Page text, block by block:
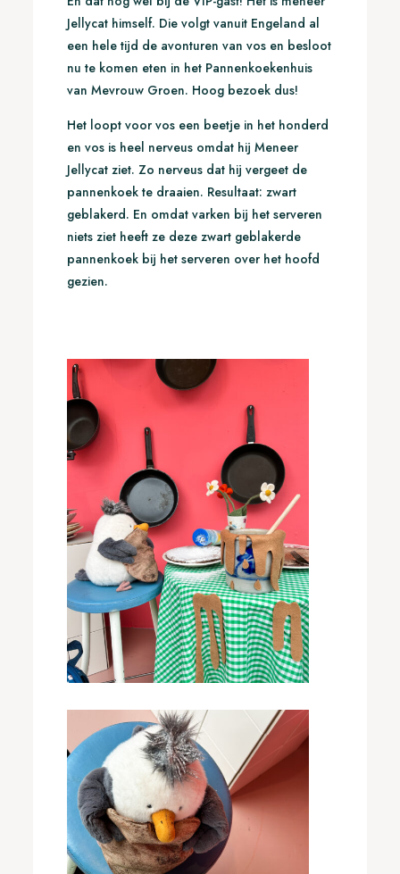
Jellycat himself. Die volgt vanuit Engeland al
een hele tijd de avonturen van vos en besloot
nu te komen eten in het Pannenkoekenhuis
van Mevrouw Groen. Hoog bezoek dus!
Het loopt voor vos een beetje in het honderd
en vos is heel nerveus omdat hij Meneer
Jellycat ziet. Zo nerveus dat hij vergeet de
pannenkoek te draaien. Resultaat: zwart
geblakerd. En omdat varken bij het serveren
niets ziet heeft ze deze zwart geblakerde
pannenkoek bij het serveren over het hoofd
gezien.